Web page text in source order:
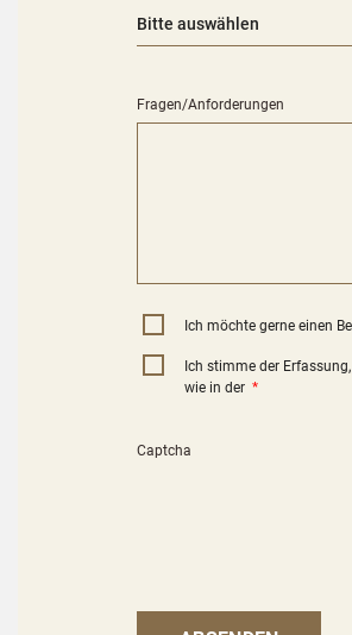
Fragen/Anforderungen
Ich möchte gerne einen
Ich stimme der
wie in der *
Captcha